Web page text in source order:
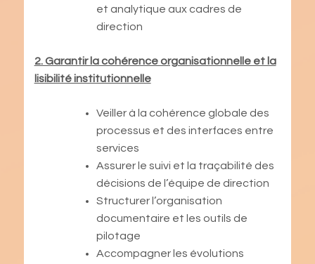
et analytique aux cadres de
direction
2. Garantir la cohérence organisationnelle et la
lisibilité institutionnelle
Veiller à la cohérence globale des
processus et des interfaces entre
services
Assurer le suivi et la traçabilité des
décisions de l’équipe de direction
Structurer l’organisation
documentaire et les outils de
pilotage
Accompagner les évolutions